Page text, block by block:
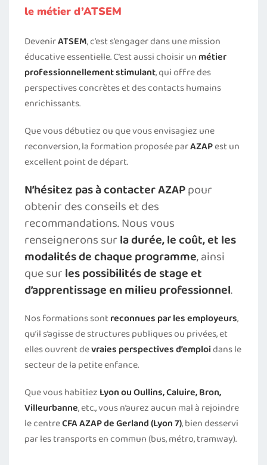
le métier d’ATSEM
DevenirATSEM, c’est s’engager dans une mission
éducative essentielle. C’est aussi choisir un métier
professionnellement stimulant, qui offre des
perspectives concrètes et des contacts humains
enrichissants.
Que vous débutiez ou que vous envisagiez une
reconversion, la formation proposée parAZAPest un
excellent point de départ.
N’hésitez pas à contacter AZAPpour
obtenir des conseils et des
recommandations. Nous vous
renseignerons surla durée, le coût, et les
modalités de chaque programme, ainsi
que surles possibilités de stage et
d’apprentissage en milieu professionnel.
Nos formations sontreconnues par les employeurs,
qu’il s’agisse de structures publiques ou privées, et
elles ouvrent devraies perspectives d’emploidans le
secteur de la petite enfance.
Que vous habitiez Lyon ou Oullins, Caluire, Bron,
Villeurbanne, etc., vous n’aurez aucun mal à rejoindre
le centreCFA AZAP de Gerland (Lyon 7), bien desservi
par les transports en commun (bus, métro, tramway).